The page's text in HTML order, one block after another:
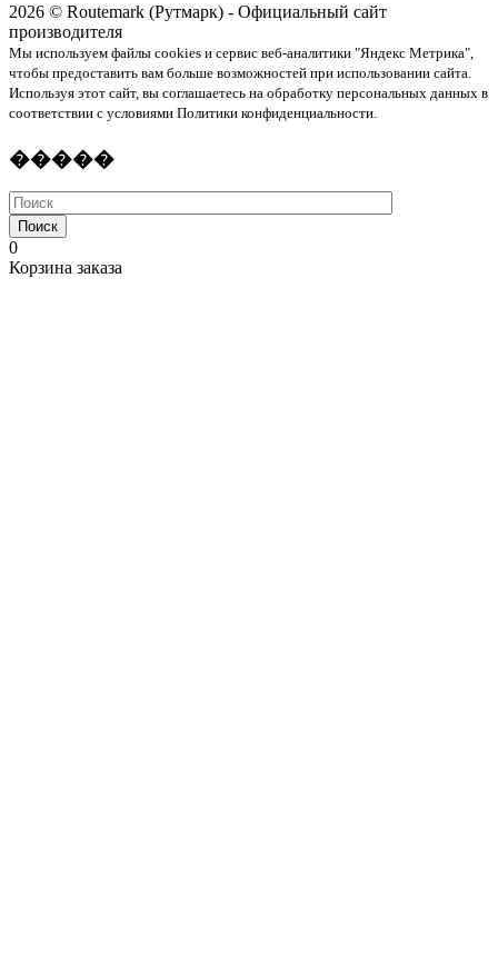
2026 © Routemark (Рутмарк) - Официальный сайт
производителя
Мы используем файлы cookies и сервис веб-аналитики "Яндекс Метрика",
чтобы предоставить вам больше возможностей при использовании сайта.
Используя этот сайт, вы соглашаетесь на обработку персональных данных в
соответствии с условиями Политики конфиденциальности.
�����
Поиск
0
Корзина заказа